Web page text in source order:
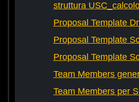
struttura
Proposal Template
Proposal Template
Proposal Template
Team Members
Team Members per